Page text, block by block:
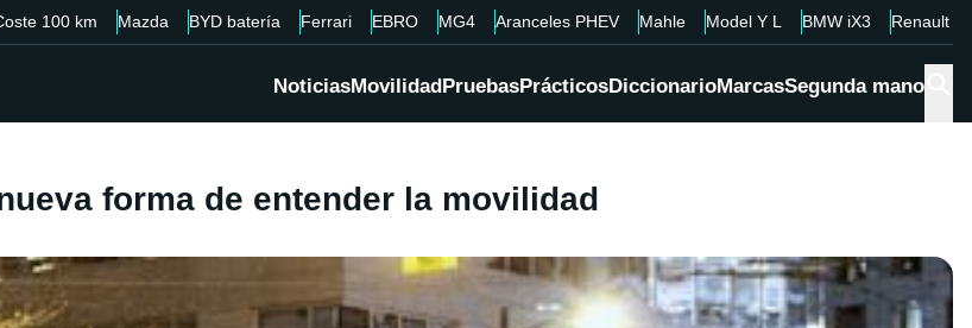
100 km Mazda BYD batería Ferrari EBRO MG4 Aranceles PHEV Mahle Model Y L BMW iX3 Renault
NoticiasMovilidadPruebasPrácticosDiccionarioMarcasSegunda mano
forma de entender la movilidad